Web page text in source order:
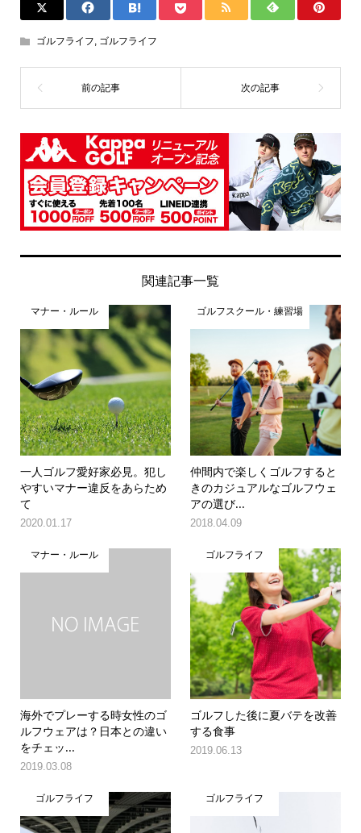
ゴルフライフ ゴルフライフ
関連記事一覧
マナー・ルール
一人ゴルフ愛好家必見。犯し
やすいマナー違反をあらため
て
2020.01.17
ゴルフスクール・練習場
仲間内で楽しくゴルフすると
きのカジュアルなゴルフウェ
アの選び...
2018.04.09
マナー・ルール
海外でプレーする時女性のゴ
ルフウェアは？日本との違い
をチェッ...
2019.03.08
ゴルフライフ
ゴルフした後に夏バテを改善
する食事
2019.06.13
ゴルフライフ ゴルフライフ